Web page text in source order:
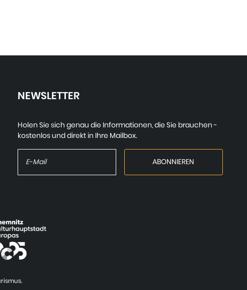
NEWSLETTER
Holen Sie sich genau die Informationen, die Sie brauchen -
kostenlos und direkt in Ihre Mailbox.